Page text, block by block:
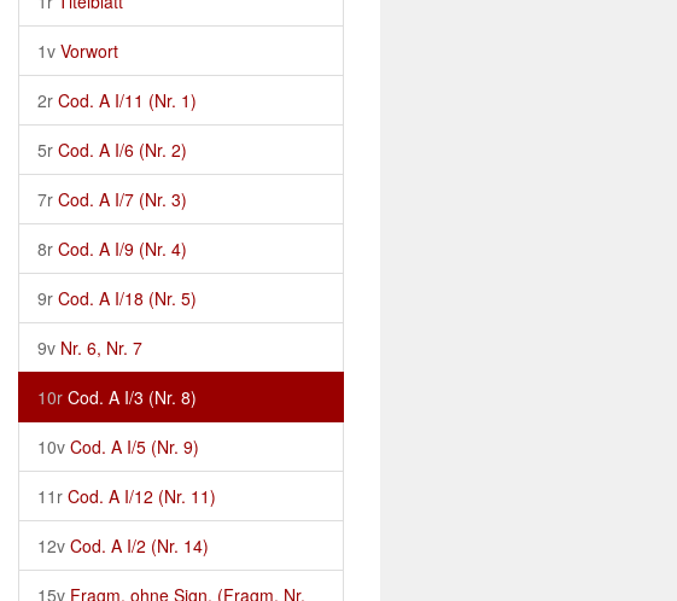
1v Vorwort
2r Cod. A I/11 (Nr. 1)
5r Cod. A I/6 (Nr. 2)
7r Cod. A I/7 (Nr. 3)
8r Cod. A I/9 (Nr. 4)
9r Cod. A I/18 (Nr. 5)
9v Nr. 6, Nr. 7
10r Cod. A I/3 (Nr. 8)
10v Cod. A I/5 (Nr. 9)
11r Cod. A I/12 (Nr. 11)
12v Cod. A I/2 (Nr. 14)
15v Fragm. ohne Sign. (Fragm. Nr.